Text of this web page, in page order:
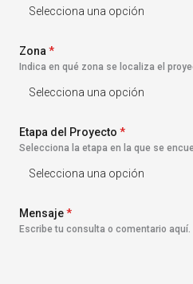
o
1
Zona *
Indica en qué zona se localiza el
Etapa del Proyecto *
Selecciona la etapa en la que se
Mensaje*
Escribe tu consulta o comentario aquí.